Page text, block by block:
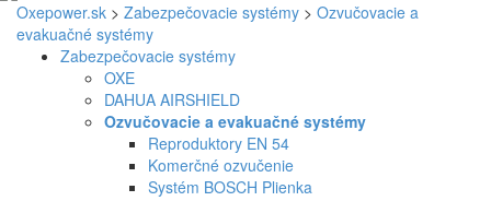
Oxepower.sk > Zabezpečovacie systémy > Ozvučovacie a
evakuačné systémy
Zabezpečovacie systémy
OXE
DAHUA AIRSHIELD
Ozvučovacie a evakuačné systémy
Reproduktory EN 54
Komerčné ozvučenie
Systém BOSCH Plienka